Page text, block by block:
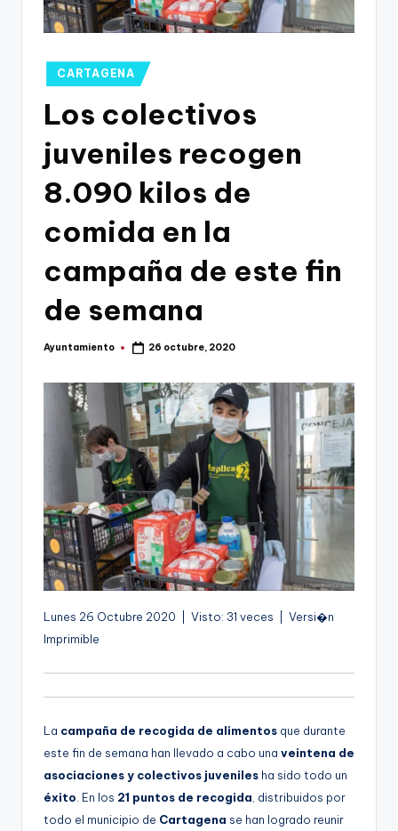
Publicado
en
CARTAGENA
Los colectivos
juveniles recogen
8.090 kilos de
comida en la
campaña de este fin
de semana
Publicado
Ayuntamiento 26 octubre, 2020
Lunes 26 Octubre 2020 | Visto: 31 veces | Versi�n
Imprimible
La campaña de recogida de alimentos que durante
este fin de semana han llevado a cabo una veintena de
asociaciones y colectivos juveniles ha sido todo un
éxito. En los 21 puntos de recogida, distribuidos por
todo el municipio de Cartagena se han logrado reunir